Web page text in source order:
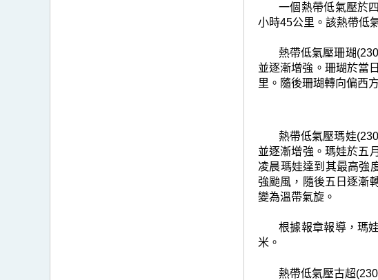
一個熱帶低氣壓於
小時45公里。該熱帶低
熱帶低氣壓珊瑚
並逐漸增強。珊瑚於當
里。隨後珊瑚轉向偏西
熱帶低氣壓瑪娃
並逐漸增強。瑪娃於五
凌晨瑪娃達到其最高強
強颱風，隨後五日逐漸
變為溫帶氣旋。
根據報章報導，瑪
米。
熱帶低氣壓古超